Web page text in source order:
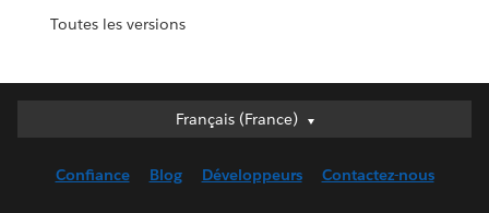
Toutes les versions
Français (France)
Français (France)
English (UK)
Confiance Blog Développeurs Contactez-nous